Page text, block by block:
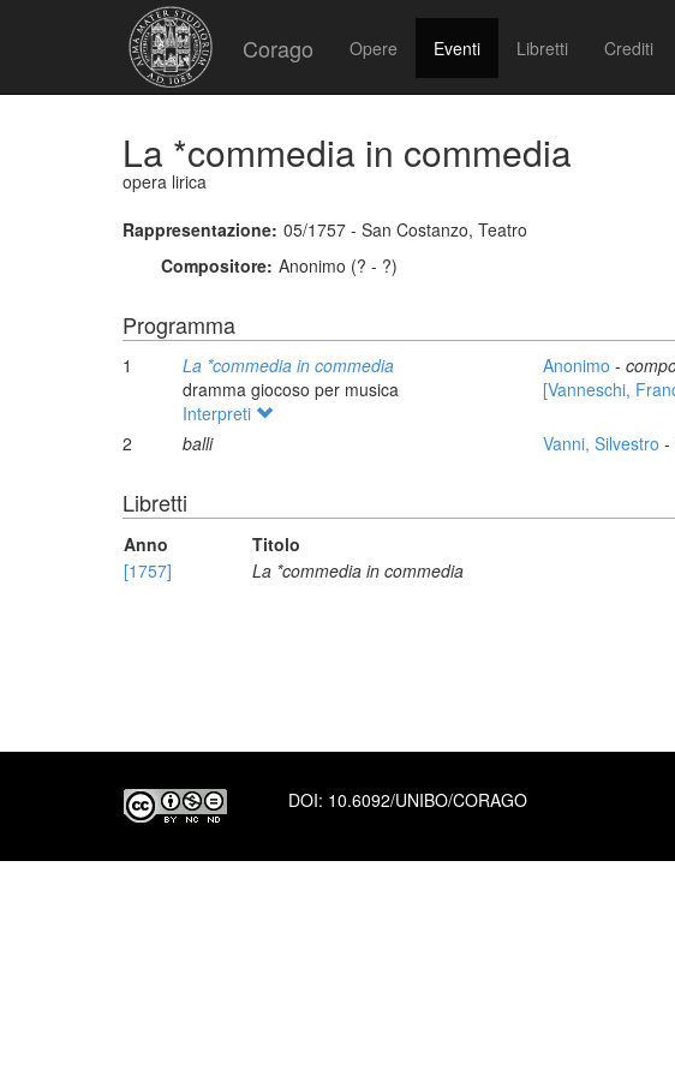
Corago Opere Eventi Libretti Crediti
La *commedia in commedia
opera lirica
Rappresentazione: 05/1757 - San Costanzo, Teatro
Compositore: Anonimo (? - ?)
Programma
1
La *commedia in commedia
dramma giocoso per musica
Anonimo -
[Vanneschi,
Interpreti
2
balli Vanni, Silvestro -
Libretti
Anno Titolo
[1757]
La *commedia in commedia
DOI: 10.6092/UNIBO/CORAGO